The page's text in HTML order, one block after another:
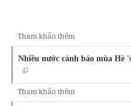
Tham khảo thêm
Nhiều nước cảnh báo mùa Hè
Tham khảo thêm